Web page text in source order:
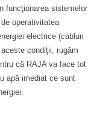
funcţionarea sistemelor
operativitatea
electrice (cabluri
condiţii, rugăm
că RAJA va face tot
apă imediat ce sunt